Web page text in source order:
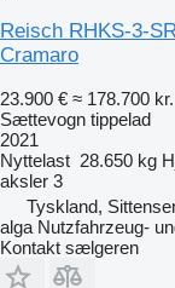
Reisch RHKS-3-
Cramaro
23.900 € ≈ 178.700 kr.
Sættevogn tippelad
2021
Nyttelast 28.650 kg
aksler 3
Tyskland,
alga Nutzfahrzeug-
Kontakt sælgeren